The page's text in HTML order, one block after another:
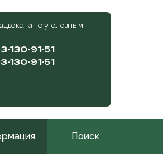
по уголовным
130-91-51
130-91-51
Поиск